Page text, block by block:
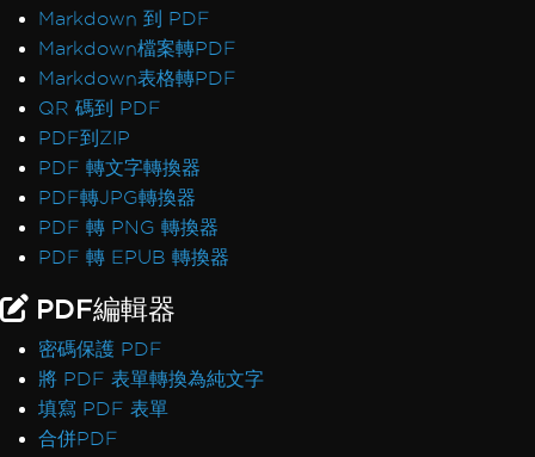
Markdown 到 PDF
Markdown檔案轉PDF
Markdown表格轉PDF
QR 碼到 PDF
PDF到ZIP
PDF 轉文字轉換器
PDF轉JPG轉換器
PDF 轉 PNG 轉換器
PDF 轉 EPUB 轉換器
PDF編輯器
密碼保護 PDF
將 PDF 表單轉換為純文字
填寫 PDF 表單
合併PDF